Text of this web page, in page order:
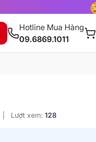
Hotline Mua Hàng
09.6869.1011
Lượt xem: 128